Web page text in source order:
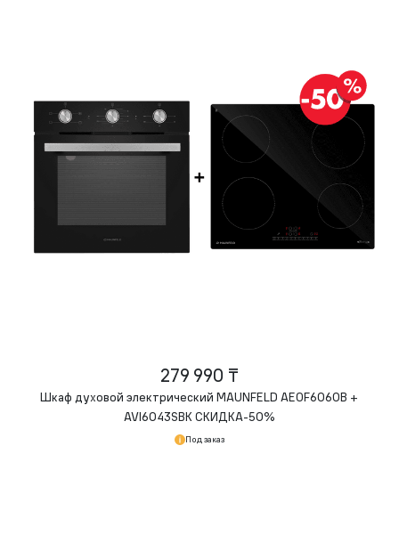
279 990 ₸
Шкаф духовой электрический MAUNFELD AEOF6060B +
AVI6043SBK СКИДКА-50%
Под заказ